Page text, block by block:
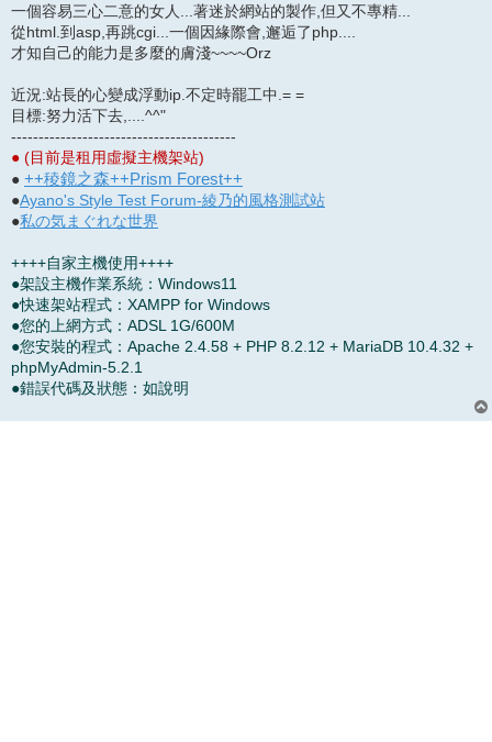
一個容易三心二意的女人...著迷於網站的製作,但又不專精...
從html.到asp,再跳cgi...一個因緣際會,邂逅了php....
才知自己的能力是多麼的膚淺~~~~Orz
近況:站長的心變成浮動ip.不定時罷工中.= =
目標:努力活下去,....^^"
-----------------------------------------
● (目前是租用虛擬主機架站)
● ++稜鏡之森++Prism Forest++
●Ayano's Style Test Forum-綾乃的風格測試站
●私の気まぐれな世界
++++自家主機使用++++
●架設主機作業系統：Windows11
●快速架站程式：XAMPP for Windows
●您的上網方式：ADSL 1G/600M
●您安裝的程式：Apache 2.4.58 + PHP 8.2.12 + MariaDB 10.4.32 +
phpMyAdmin-5.2.1
●錯誤代碼及狀態：如說明